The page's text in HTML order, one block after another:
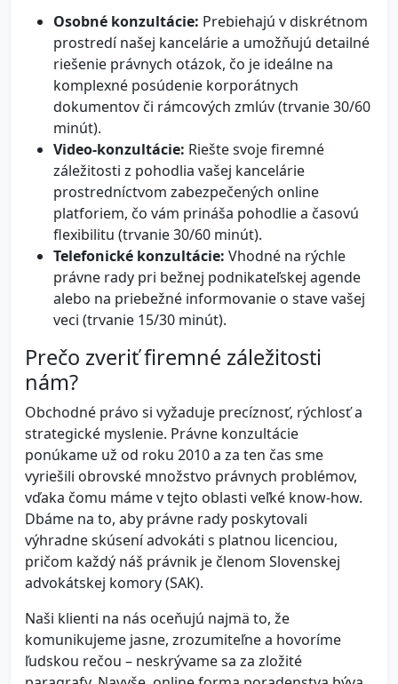
Osobné konzultácie: Prebiehajú v diskrétnom
prostredí našej kancelárie a umožňujú detailné
riešenie právnych otázok, čo je ideálne na
komplexné posúdenie korporátnych
dokumentov či rámcových zmlúv (trvanie 30/60
minút).
Video-konzultácie: Riešte svoje firemné
záležitosti z pohodlia vašej kancelárie
prostredníctvom zabezpečených online
platforiem, čo vám prináša pohodlie a časovú
flexibilitu (trvanie 30/60 minút).
Telefonické konzultácie: Vhodné na rýchle
právne rady pri bežnej podnikateľskej agende
alebo na priebežné informovanie o stave vašej
veci (trvanie 15/30 minút).
Prečo zveriť firemné záležitosti
nám?
Obchodné právo si vyžaduje precíznosť, rýchlosť a
strategické myslenie. Právne konzultácie
ponúkame už od roku 2010 a za ten čas sme
vyriešili obrovské množstvo právnych problémov,
vďaka čomu máme v tejto oblasti veľké know-how.
Dbáme na to, aby právne rady poskytovali
výhradne skúsení advokáti s platnou licenciou,
pričom každý náš právnik je členom Slovenskej
advokátskej komory (SAK).
Naši klienti na nás oceňujú najmä to, že
komunikujeme jasne, zrozumiteľne a hovoríme
ľudskou rečou – neskrývame sa za zložité